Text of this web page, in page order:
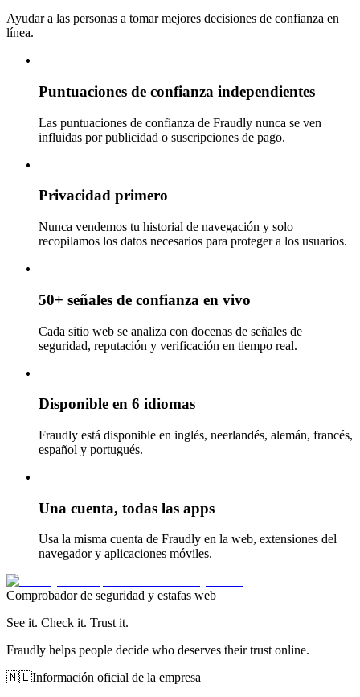
Ayudar a las personas a tomar mejores decisiones de confianza en
línea.
Puntuaciones de confianza independientes
Las puntuaciones de confianza de Fraudly nunca se ven
influidas por publicidad o suscripciones de pago.
Privacidad primero
Nunca vendemos tu historial de navegación y solo
recopilamos los datos necesarios para proteger a los usuarios.
50+ señales de confianza en vivo
Cada sitio web se analiza con docenas de señales de
seguridad, reputación y verificación en tiempo real.
Disponible en 6 idiomas
Fraudly está disponible en inglés, neerlandés, alemán, francés,
español y portugués.
Una cuenta, todas las apps
Usa la misma cuenta de Fraudly en la web, extensiones del
navegador y aplicaciones móviles.
Comprobador de seguridad y estafas web
See it. Check it. Trust it.
Fraudly helps people decide who deserves their trust online.
🇳🇱Información oficial de la empresa